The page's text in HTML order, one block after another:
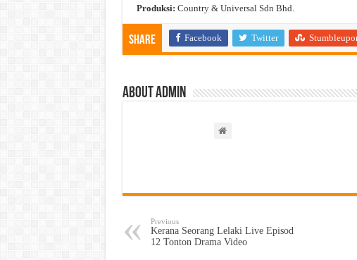
Produksi: Country & Universal Sdn Bhd.
Share Facebook Twitter
About admin
Previous
Kerana Seorang Lelaki Live Episod
12 Tonton Drama Video